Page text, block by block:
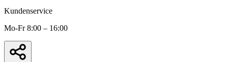
Kundenservice
Mo-Fr 8:00 – 16:00